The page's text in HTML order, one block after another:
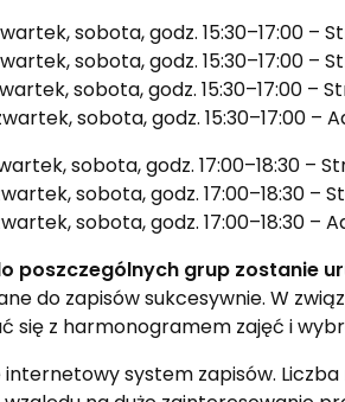
sobota, godz. 15:30–17:00 –
sobota, godz. 15:30–17:00 –
sobota, godz. 15:30–17:00 –
sobota, godz. 15:30–17:00 –
sobota, godz. 17:00–18:30 –
sobota, godz. 17:00–18:30 –
sobota, godz. 17:00–18:30 –
poszczególnych grup zostanie
do zapisów sukcesywnie. W
się z harmonogramem zajęć i
system zapisów.